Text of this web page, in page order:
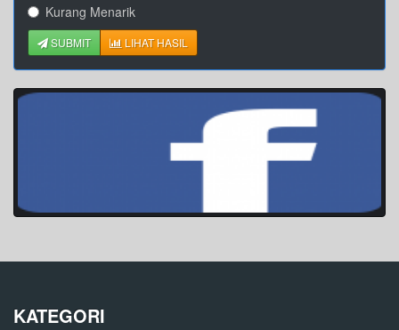
Kurang Menarik
SUBMIT LIHAT HASIL
KATEGORI